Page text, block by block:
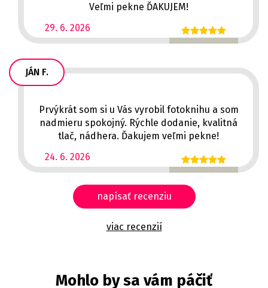
29. 6. 2026
Veľmi pekne ĎAKUJEM!
JÁN F.
24. 6. 2026
Prvýkrát som si u Vás vyrobil fotoknihu a som
nadmieru spokojný. Rýchle dodanie, kvalitná
tlač, nádhera. Ďakujem veľmi pekne!
napísať recenziu
viac recenzií
Mohlo by sa vám páčiť